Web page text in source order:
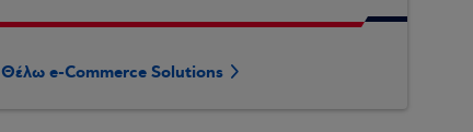
Θέλω e-Commerce Solutions